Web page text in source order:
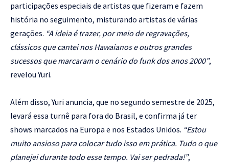
participações especiais de artistas que fizeram e fazem
história no seguimento, misturando artistas de várias
gerações. “A ideia é trazer, por meio de regravações,
clássicos que cantei nos Hawaianos e outros grandes
sucessos que marcaram o cenário do funk dos anos 2000”,
revelou Yuri.
Além disso, Yuri anuncia, que no segundo semestre de 2025,
levará essa turnê para fora do Brasil, e confirma já ter
shows marcados na Europa e nos Estados Unidos. “Estou
muito ansioso para colocar tudo isso em prática. Tudo o que
planejei durante todo esse tempo. Vai ser pedrada!”,